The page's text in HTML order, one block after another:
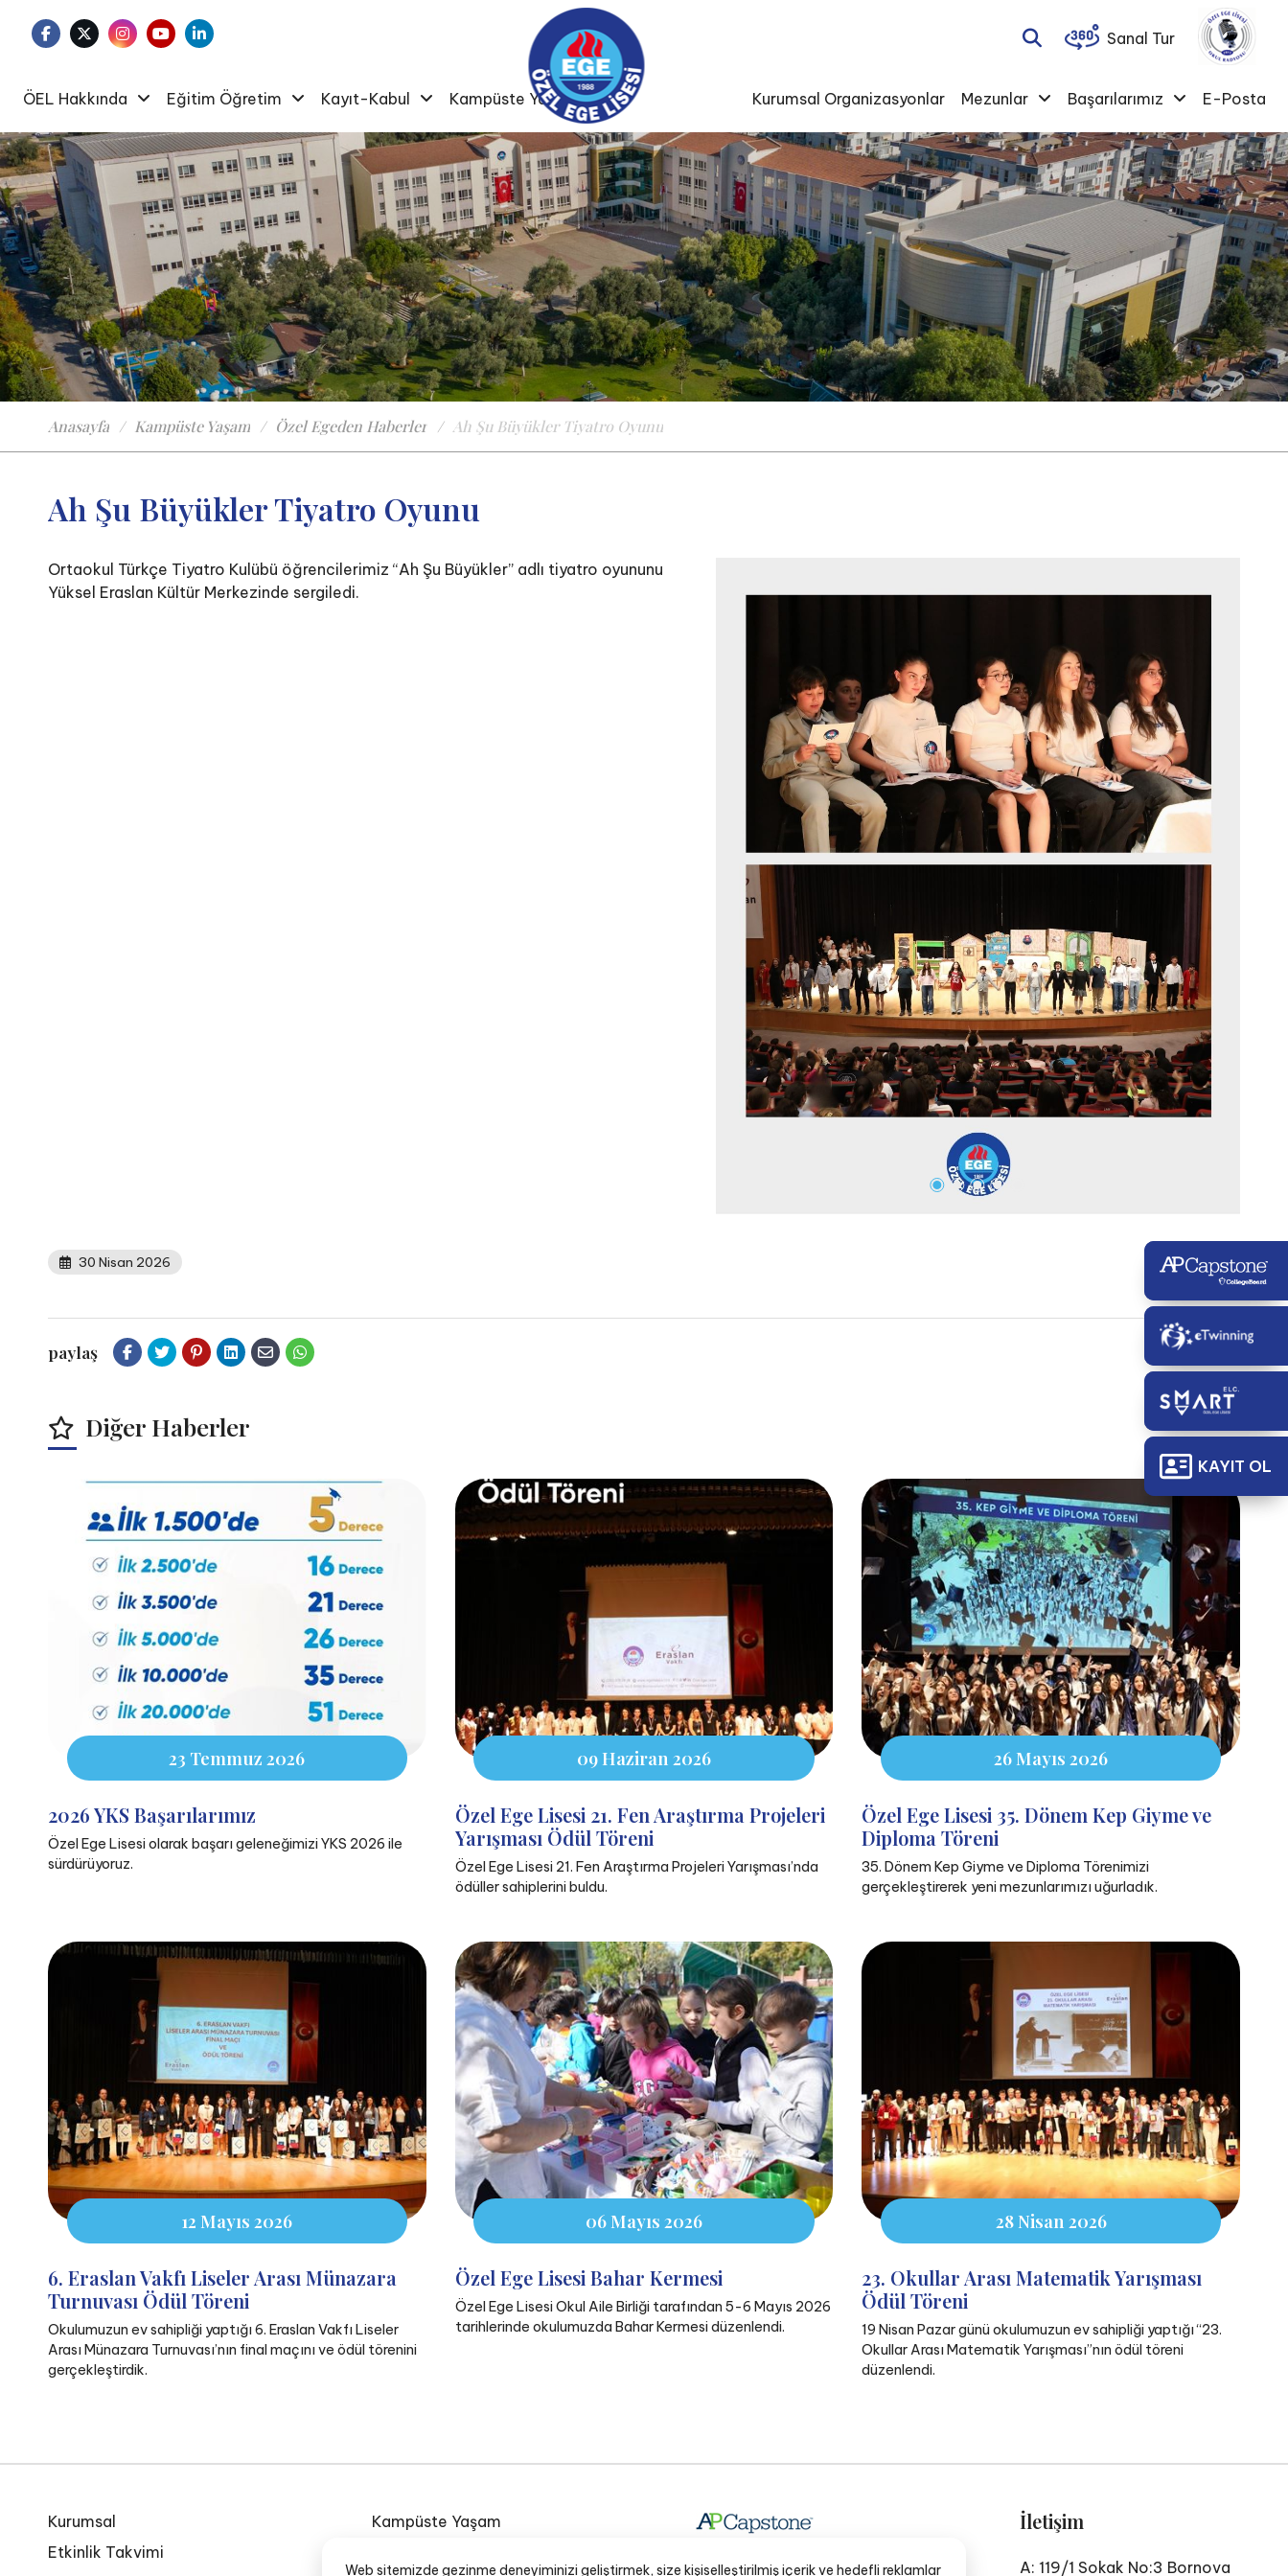
Web sitemizde gezinme deneyiminizi geliştirmek, size kişiselleştirilmiş içerik ve hedefli reklamlar
Sanal Tur
ÖEL Hakkında Eğitim Öğretim Kayıt-Kabul Kampüste Yaşam Kurumsal Organizasyonlar Mezunlar Başarılarımız E-Posta
Anasayfa Kampüste Yaşam Özel Egeden Haberler Ah Şu Büyükler Tiyatro Oyunu
Ah Şu Büyükler Tiyatro Oyunu
Ortaokul Türkçe Tiyatro Kulübü öğrencilerimiz “Ah Şu Büyükler” adlı tiyatro oyununu
Yüksel Eraslan Kültür Merkezinde sergiledi.
30 Nisan 2026
paylaş
Diğer Haberler
23 Temmuz 2026
2026 YKS Başarılarımız
Özel Ege Lisesi olarak başarı geleneğimizi YKS 2026 ile
sürdürüyoruz.
09 Haziran 2026
Özel Ege Lisesi 21. Fen Araştırma Projeleri
Yarışması Ödül Töreni
Özel Ege Lisesi 21. Fen Araştırma Projeleri Yarışması’nda
ödüller sahiplerini buldu.
26 Mayıs 2026
Özel Ege Lisesi 35. Dönem Kep Giyme ve
Diploma Töreni
35. Dönem Kep Giyme ve Diploma Törenimizi
gerçekleştirerek yeni mezunlarımızı uğurladık.
12 Mayıs 2026
6. Eraslan Vakfı Liseler Arası Münazara
Turnuvası Ödül Töreni
Okulumuzun ev sahipliği yaptığı 6. Eraslan Vakfı Liseler
Arası Münazara Turnuvası’nın final maçını ve ödül törenini
gerçekleştirdik.
06 Mayıs 2026
Özel Ege Lisesi Bahar Kermesi
Özel Ege Lisesi Okul Aile Birliği tarafından 5-6 Mayıs 2026
tarihlerinde okulumuzda Bahar Kermesi düzenlendi.
28 Nisan 2026
23. Okullar Arası Matematik Yarışması
Ödül Töreni
19 Nisan Pazar günü okulumuzun ev sahipliği yaptığı “23.
Okullar Arası Matematik Yarışması”nın ödül töreni
düzenlendi.
Kurumsal
Etkinlik Takvimi
Kampüste Yaşam
İletişim
A: 119/1 Sokak No:3 Bornova
KAYIT OL